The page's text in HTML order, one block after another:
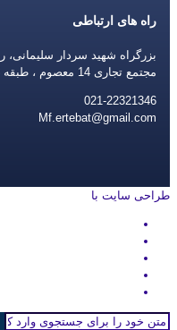
راه های ارتباطی
بزرگراه شهید سردار سلیمانی،
مجتمع تجاری 14 معصوم ، طبقه 3، واحد 3
021-22321346
Mf.ertebat@gmail.com
طراحی سایت با